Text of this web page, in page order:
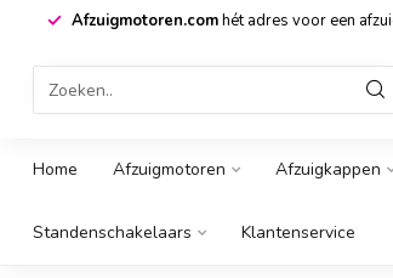
Afzuigmotoren.comhét adres voor een
Home Afzuigmotoren Afzuigkappen
Standenschakelaars Klantenservice